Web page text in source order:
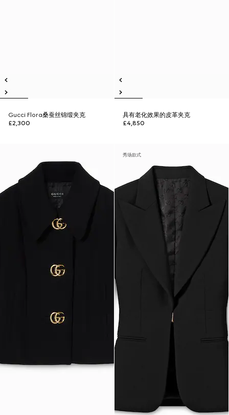
Gucci Flora桑蚕丝锦缎夹克
£2,300
具有老化效果的皮革夹克
£4,850
秀场款式